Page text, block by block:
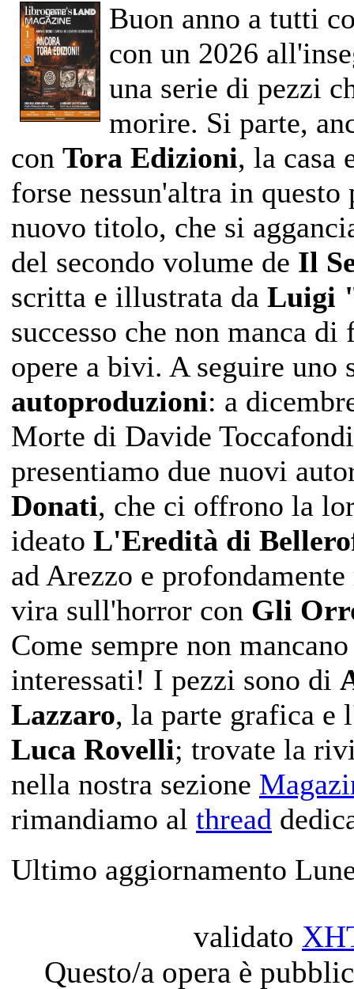
Buon anno a tutti
con un 2026
una serie di pezzi
morire. Si parte,
con Tora Edizioni, la casa
forse nessun'altra in
nuovo titolo, che si
del secondo volume de Il
scritta e illustrata da Luigi
successo che non manca
opere a bivi. A seguire uno
autoproduzioni: a
Morte di Davide
presentiamo due nuovi
Donati, che ci offrono la
ideato L'Eredità di
ad Arezzo e
vira sull'horror con Gli
Come sempre non
interessati! I pezzi sono di
Lazzaro, la parte grafica e
Luca Rovelli; trovate la
nella nostra sezione
rimandiamo al thread
Ultimo aggiornamento
validato
Questo/a opera è